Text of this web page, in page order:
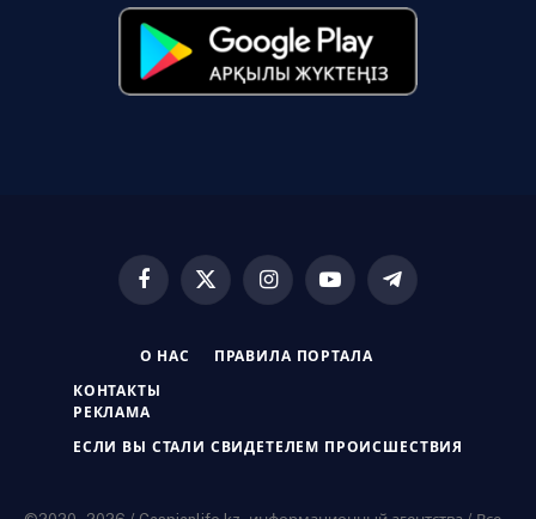
Facebook
X
InstagramYouTubeTelegram
О НАС ПРАВИЛА ПОРТАЛА
КОНТАКТЫ
РЕКЛАМА
ЕСЛИ ВЫ СТАЛИ СВИДЕТЕЛЕМ ПРОИСШЕСТВИЯ